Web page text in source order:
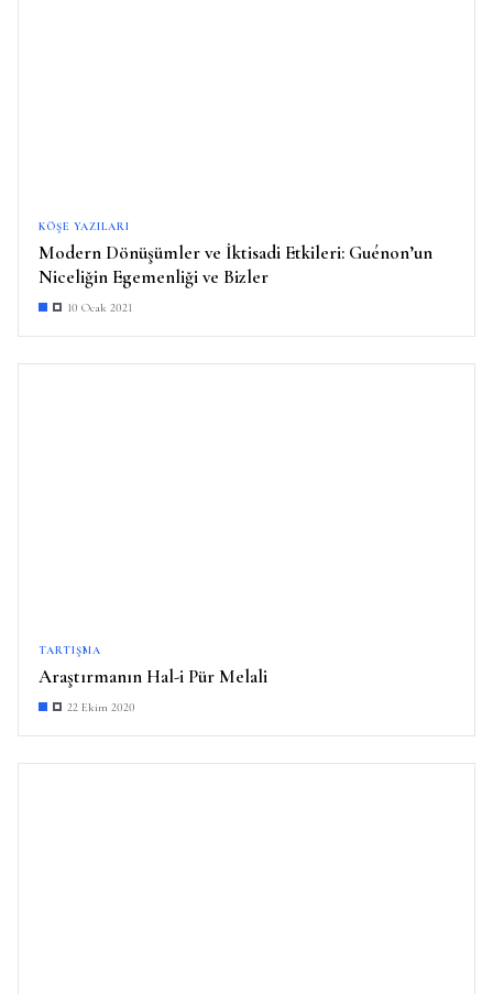
KÖŞE YAZILARI
Modern Dönüşümler ve İktisadi Etkileri: Guénon’un
Niceliğin Egemenliği ve Bizler
10 Ocak 2021
TARTIŞMA
Araştırmanın Hal-i Pür Melali
22 Ekim 2020